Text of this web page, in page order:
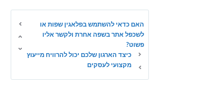
האם כדאי להשתמש בפלאגין שפות או
לשכפל אתר בשפה אחרת ולקשר אליו
פשוט?
כיצד הארגון שלכם יכול להרוויח מייעוץ
מקצועי לעסקים